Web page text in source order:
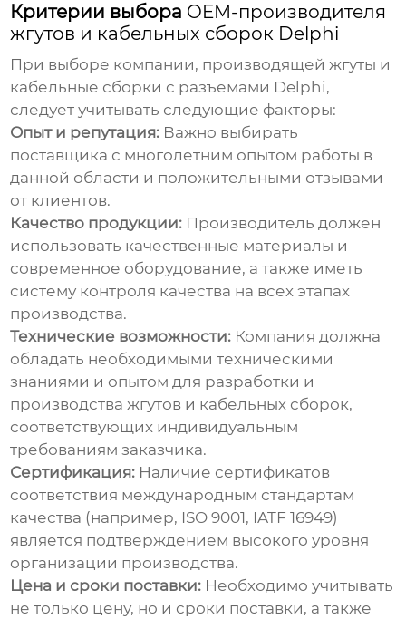
Критерии выбора OEM-производителя
жгутов и кабельных сборок Delphi
При выборе компании, производящейжгуты и
кабельные сборки с разъемами Delphi,
следует учитывать следующие факторы:
Опыт и репутация: Важно выбирать
поставщика с многолетним опытом работы в
данной области и положительными отзывами
от клиентов.
Качество продукции: Производитель должен
использовать качественные материалы и
современное оборудование, а также иметь
систему контроля качества на всех этапах
производства.
Технические возможности: Компания должна
обладать необходимыми техническими
знаниями и опытом для разработки и
производстважгутов и кабельных сборок,
соответствующих индивидуальным
требованиям заказчика.
Сертификация: Наличие сертификатов
соответствия международным стандартам
качества (например, ISO 9001, IATF 16949)
является подтверждением высокого уровня
организации производства.
Цена и сроки поставки: Необходимо учитывать
не только цену, но и сроки поставки, а также